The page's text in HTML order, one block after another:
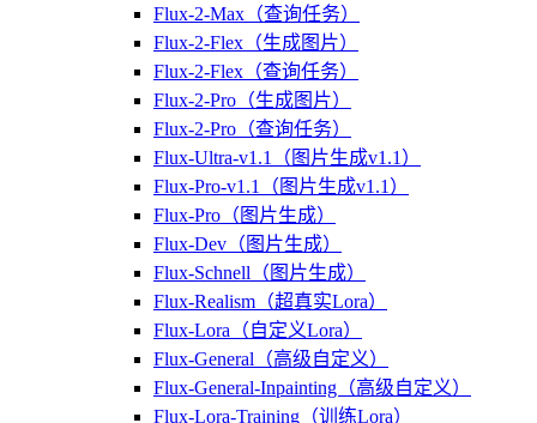
Flux-2-Max（查询任务）
Flux-2-Flex（生成图片）
Flux-2-Flex（查询任务）
Flux-2-Pro（生成图片）
Flux-2-Pro（查询任务）
Flux-Ultra-v1.1（图片生成v1.1）
Flux-Pro-v1.1（图片生成v1.1）
Flux-Pro（图片生成）
Flux-Dev（图片生成）
Flux-Schnell（图片生成）
Flux-Realism（超真实Lora）
Flux-Lora（自定义Lora）
Flux-General（高级自定义）
Flux-General-Inpainting（高级自定义）
Flux-Lora-Training（训练Lora）